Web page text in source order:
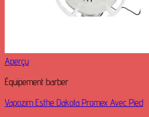
Aperçu
Équipement barber
Vapozim Esthe Dakota Promex Avec Pied